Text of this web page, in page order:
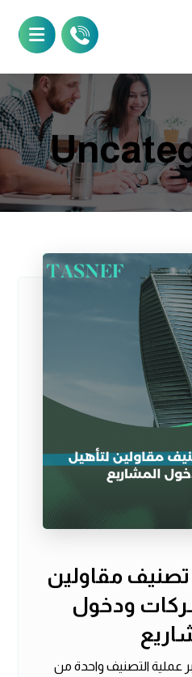
مقاولين
ودخول
عملية التصنيف واحدة من